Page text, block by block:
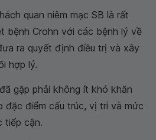
quan niêm mạc SB là rất
bệnh Crohn với các bệnh lý về
ra quyết định điều trị và xây
hợp lý.
gặp phải không ít khó khăn
đặc điểm cấu trúc, vị trí và mức
tiếp cận.